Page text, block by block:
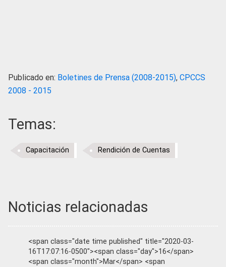
Publicado en: Boletines de Prensa (2008-2015), CPCCS
2008 - 2015
Temas:
Capacitación Rendición de Cuentas
Noticias relacionadas
<span class="date time published" title="2020-03-
16T17:07:16-0500"><span class="day">16</span>
<span class="month">Mar</span> <span